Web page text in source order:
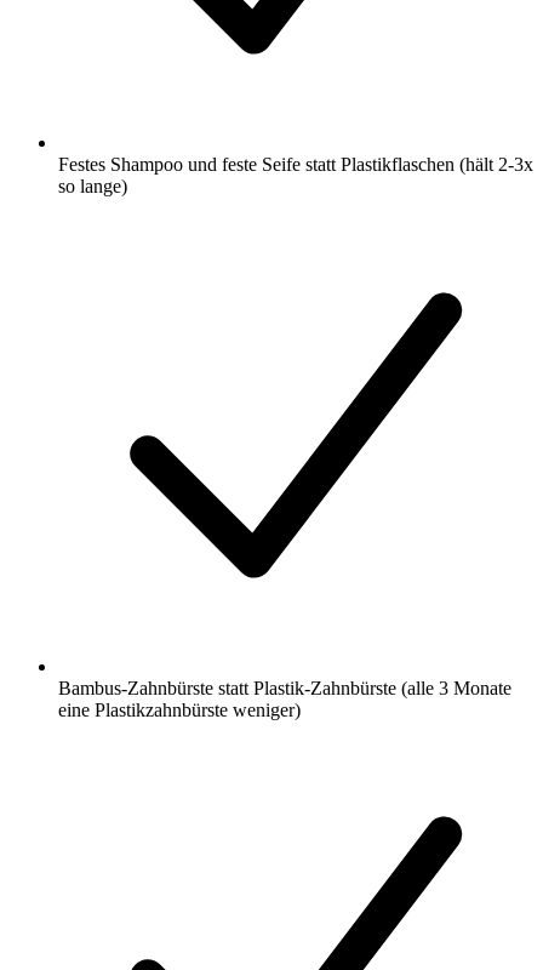
Festes Shampoo und feste Seife statt Plastikflaschen (hält 2-3x
so lange)
Bambus-Zahnbürste statt Plastik-Zahnbürste (alle 3 Monate
eine Plastikzahnbürste weniger)